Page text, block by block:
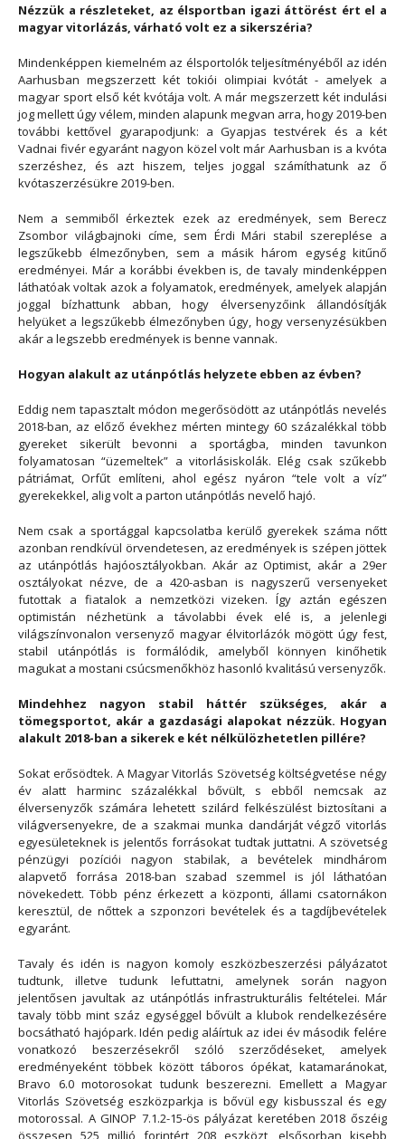
Nézzük a részleteket, az élsportban igazi áttörést ért el a
magyar vitorlázás, várható volt ez a sikerszéria?
Mindenképpen kiemelném az élsportolók teljesítményéből az idén
Aarhusban megszerzett két tokiói olimpiai kvótát - amelyek a
magyar sport első két kvótája volt. A már megszerzett két indulási
jog mellett úgy vélem, minden alapunk megvan arra, hogy 2019-ben
további kettővel gyarapodjunk: a Gyapjas testvérek és a két
Vadnai fivér egyaránt nagyon közel volt már Aarhusban is a kvóta
szerzéshez, és azt hiszem, teljes joggal számíthatunk az ő
kvótaszerzésükre 2019-ben.
Nem a semmiből érkeztek ezek az eredmények, sem Berecz
Zsombor világbajnoki címe, sem Érdi Mári stabil szereplése a
legszűkebb élmezőnyben, sem a másik három egység kitűnő
eredményei. Már a korábbi években is, de tavaly mindenképpen
láthatóak voltak azok a folyamatok, eredmények, amelyek alapján
joggal bízhattunk abban, hogy élversenyzőink állandósítják
helyüket a legszűkebb élmezőnyben úgy, hogy versenyzésükben
akár a legszebb eredmények is benne vannak.
Hogyan alakult az utánpótlás helyzete ebben az évben?
Eddig nem tapasztalt módon megerősödött az utánpótlás nevelés
2018-ban, az előző évekhez mérten mintegy 60 százalékkal több
gyereket sikerült bevonni a sportágba, minden tavunkon
folyamatosan “üzemeltek” a vitorlásiskolák. Elég csak szűkebb
pátriámat, Orfűt említeni, ahol egész nyáron “tele volt a víz”
gyerekekkel, alig volt a parton utánpótlás nevelő hajó.
Nem csak a sportággal kapcsolatba kerülő gyerekek száma nőtt
azonban rendkívül örvendetesen, az eredmények is szépen jöttek
az utánpótlás hajóosztályokban. Akár az Optimist, akár a 29er
osztályokat nézve, de a 420-asban is nagyszerű versenyeket
futottak a fiatalok a nemzetközi vizeken. Így aztán egészen
optimistán nézhetünk a távolabbi évek elé is, a jelenlegi
világszínvonalon versenyző magyar élvitorlázók mögött úgy fest,
stabil utánpótlás is formálódik, amelyből könnyen kinőhetik
magukat a mostani csúcsmenőkhöz hasonló kvalitású versenyzők.
Mindehhez nagyon stabil háttér szükséges, akár a
tömegsportot, akár a gazdasági alapokat nézzük. Hogyan
alakult 2018-ban a sikerek e két nélkülözhetetlen pillére?
Sokat erősödtek. A Magyar Vitorlás Szövetség költségvetése négy
év alatt harminc százalékkal bővült, s ebből nemcsak az
élversenyzők számára lehetett szilárd felkészülést biztosítani a
világversenyekre, de a szakmai munka dandárját végző vitorlás
egyesületeknek is jelentős forrásokat tudtak juttatni. A szövetség
pénzügyi pozíciói nagyon stabilak, a bevételek mindhárom
alapvető forrása 2018-ban szabad szemmel is jól láthatóan
növekedett. Több pénz érkezett a központi, állami csatornákon
keresztül, de nőttek a szponzori bevételek és a tagdíjbevételek
egyaránt.
Tavaly és idén is nagyon komoly eszközbeszerzési pályázatot
tudtunk, illetve tudunk lefuttatni, amelynek során nagyon
jelentősen javultak az utánpótlás infrastrukturális feltételei. Már
tavaly több mint száz egységgel bővült a klubok rendelkezésére
bocsátható hajópark. Idén pedig aláírtuk az idei év második felére
vonatkozó beszerzésekről szóló szerződéseket, amelyek
eredményeként többek között táboros ópékat, katamaránokat,
Bravo 6.0 motorosokat tudunk beszerezni. Emellett a Magyar
Vitorlás Szövetség eszközparkja is bővül egy kisbusszal és egy
motorossal. A GINOP 7.1.2-15-ös pályázat keretében 2018 őszéig
összesen 525 millió forintért 208 eszközt, elsősorban kisebb